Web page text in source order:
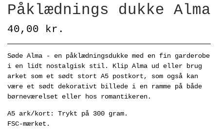
Påklædnings dukke Alma
40,00 kr.
Søde Alma - en påklædningsdukke med en fin garderobe
i en lidt nostalgisk stil. Klip Alma ud eller brug
arket som et sødt stort A5 postkort, som også kan
være et sødt dekorativt billede i en ramme på både
børneværelset eller hos romantikeren.
A5 ark/kort: Trykt på 300 gram.
FSC-mærket.